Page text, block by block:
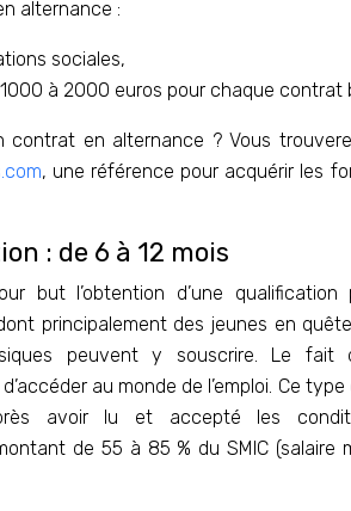
alternance :
sociales,
à 2000 euros pour chaque contrat
contrat en alternance ? Vous
, une référence pour acquérir les
: de 6 à 12 mois
but l’obtention d’une qualification
principalement des jeunes en
peuvent y souscrire. Le
au monde de l’emploi. Ce
avoir lu et accepté les
de 55 à 85 % du SMIC (salaire